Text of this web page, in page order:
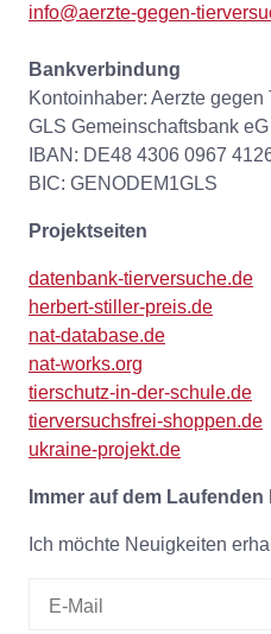
info@aerzte-gegen-
Bankverbindung
Kontoinhaber: Aerzte
GLS Gemeinschaftsbank eG
IBAN: DE48 4306 0967
BIC: GENODEM1GLS
Projektseiten
datenbank-tierversuche.de
herbert-stiller-preis.de
nat-database.de
nat-works.org
tierschutz-in-der-schule.de
tierversuchsfrei-shoppen.de
ukraine-projekt.de
Immer auf dem Laufenden
Ich möchte Neuigkeiten